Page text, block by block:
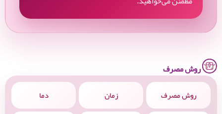
روش مصرف
روش مصرف زمان دما